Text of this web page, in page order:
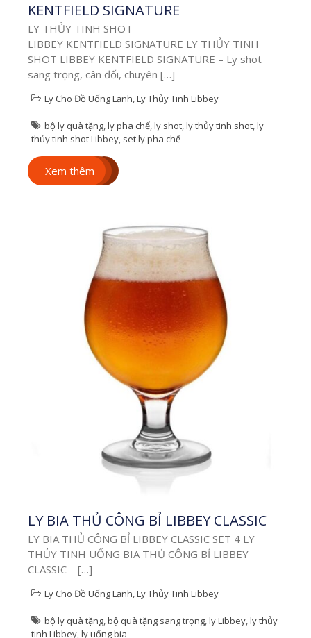
1000 Ý Tưởng In
Ly Sứ: Từ Ảnh Cá
Doanh Nghiệp
1000 Ý Tưởng In Ly Sứ:
Từ Ảnh Cá Nhân Đến
So Sánh Ly Tre –
Ly Nhựa – Ly Sứ:
Nào?
So Sánh Ly Tre – Ly
Nhựa – Ly Sứ: Doanh
Xem thêm
KENTFIELD SIGNATURE
LY THỦY TINH SHOT
LIBBEY KENTFIELD SIGNATURE LY THỦY TINH
SHOT LIBBEY KENTFIELD SIGNATURE – Ly shot
sang trọng, cân đối, chuyên […]
Ly Cho Đồ Uống Lạnh,Ly Thủy Tinh Libbey
bộ ly quà tặng,ly pha chế,ly shot,ly thủy tinh shot,ly
thủy tinh shot Libbey, set ly pha chế
Xem thêm
LY BIA THỦ CÔNG BỈ LIBBEY CLASSIC
LY BIA THỦ CÔNG BỈ LIBBEY CLASSIC SET 4 LY
THỦY TINH UỐNG BIA THỦ CÔNG BỈ LIBBEY
CLASSIC – […]
Ly Cho Đồ Uống Lạnh,Ly Thủy Tinh Libbey
bộ ly quà tặng,bộ quà tặng sang trọng,ly Libbey,ly thủy
tinh Libbey,ly uống bia